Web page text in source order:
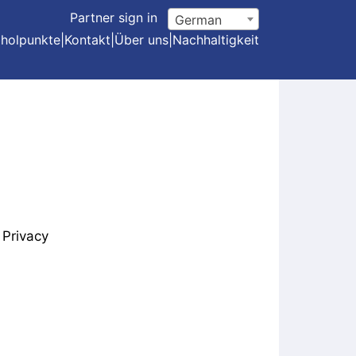
Kontakt Über uns Nachhaltigkeit
Partner sign in German
Privacy